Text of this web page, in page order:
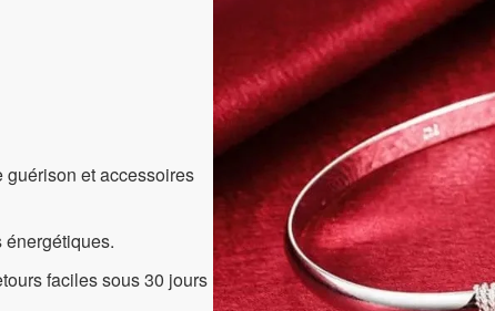
et accessoires
faciles sous 30 jours